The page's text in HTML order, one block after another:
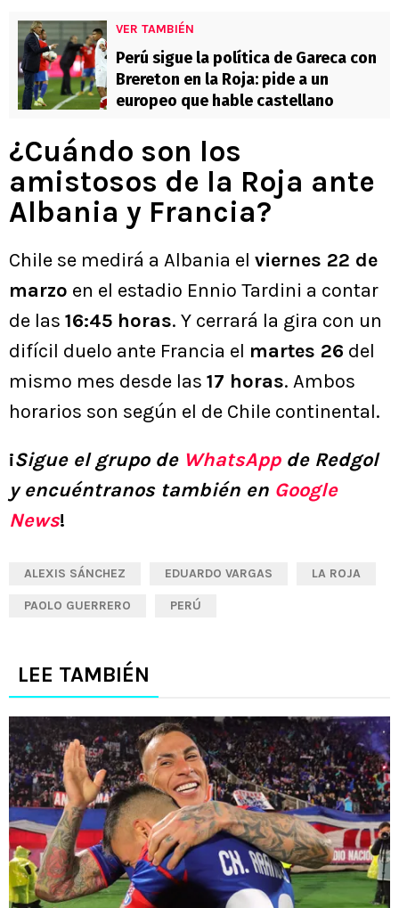
VER TAMBIÉN
Perú sigue la política de Gareca con
Brereton en la Roja: pide a un
europeo que hable castellano
¿Cuándo son los
amistosos de la Roja ante
Albania y Francia?
Chile se medirá a Albania el viernes 22 de
marzo en el estadio Ennio Tardini a contar
de las 16:45 horas. Y cerrará la gira con un
difícil duelo ante Francia el martes 26 del
mismo mes desde las 17 horas. Ambos
horarios son según el de Chile continental.
¡Sigue el grupo de WhatsAppde Redgol
y encuéntranos también en Google
News!
ALEXIS SÁNCHEZ EDUARDO VARGAS LA ROJA
PAOLO GUERRERO PERÚ
LEE TAMBIÉN